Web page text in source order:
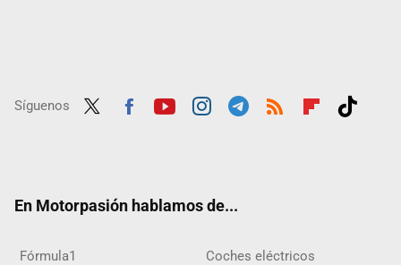
Síguenos
En Motorpasión hablamos de...
Fórmula1 Coches eléctricos